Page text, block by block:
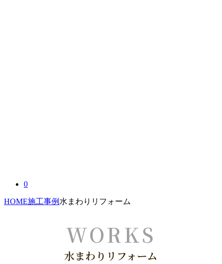
0
HOME施工事例 水まわりリフォーム
水まわりリフォーム